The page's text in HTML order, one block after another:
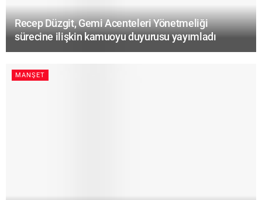
Recep Düzgit, Gemi Acenteleri Yönetmeliği
sürecine ilişkin kamuoyu duyurusu yayımladı
MANŞET